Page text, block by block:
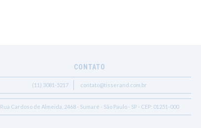
CONTATO
(11) 3081-5217 contato@tisserand.com.br
Rua Cardoso de Almeida, 2468 - Sumaré - São Paulo - SP - CEP: 01251-000